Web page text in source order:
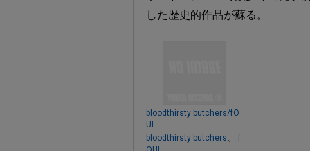
した歴史的作品が蘇る。
bloodthirsty butchers/fO
UL
bloodthirsty butchers、 f